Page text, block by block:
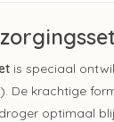
is speciaal
De krachtige
optimaal